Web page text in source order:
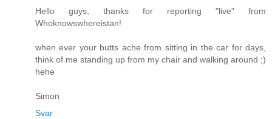
Hello guys, thanks for reporting "live" from
Whoknowswhereistan!
when ever your butts ache from sitting in the car for days,
think of me standing up from my chair and walking around ;)
hehe
Simon
Svar